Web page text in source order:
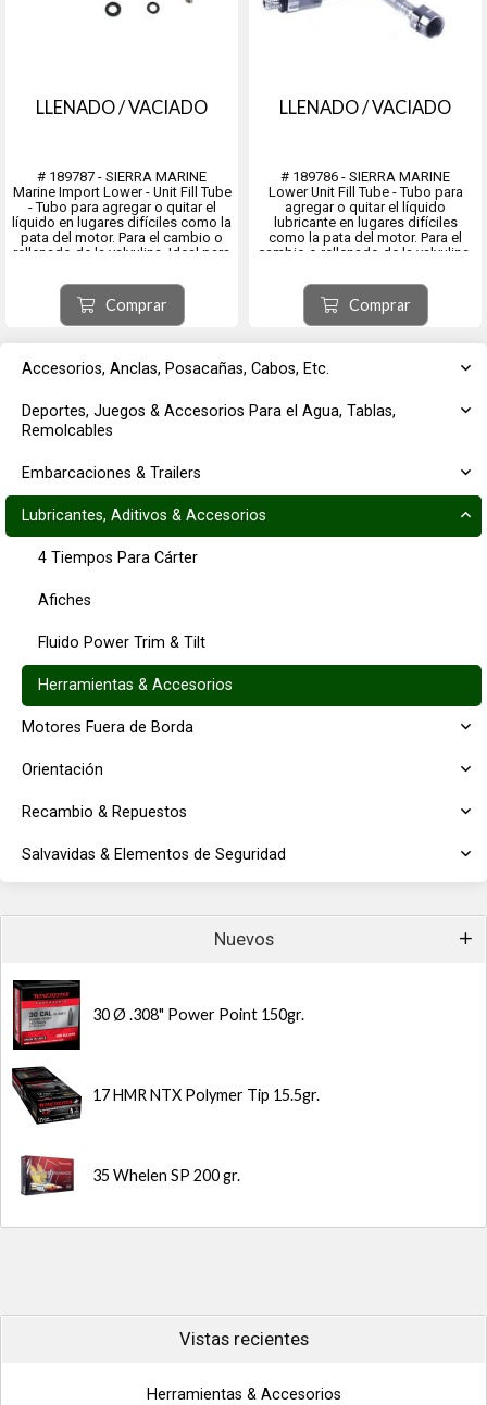
Accesorios, Anclas, Posacañas, Cabos, Etc.
Deportes, Juegos & Accesorios Para el Agua, Tablas,
Remolcables
Embarcaciones & Trailers
Lubricantes, Aditivos & Accesorios
4 Tiempos Para Cárter
Afiches
Fluido Power Trim & Tilt
Herramientas & Accesorios
Motores Fuera de Borda
Orientación
Recambio & Repuestos
Salvavidas & Elementos de Seguridad
Nuevos
30 Ø .308" Power Point 150gr.
17 HMR NTX Polymer Tip 15.5gr.
35 Whelen SP 200 gr.
LLENADO / VACIADO
# 189787 - SIERRA MARINE
Marine Import Lower - Unit Fill Tube
- Tubo para agregar o quitar el
líquido en lugares difíciles como la
pata del motor. Para el cambio o
rellenado de la valvulina. Ideal para
adaptadores.
Comprar
LLENADO / VACIADO
# 189786 - SIERRA MARINE
Lower Unit Fill Tube - Tubo para
agregar o quitar el líquido
lubricante en lugares difíciles
como la pata del motor. Para el
cambio o rellenado de la valvulina.
adaptadores.
Comprar
Vistas recientes
Herramientas & Accesorios